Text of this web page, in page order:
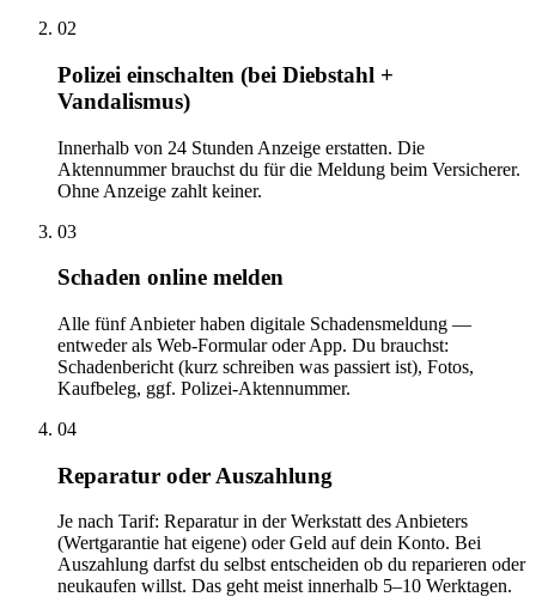
02
Polizei einschalten (bei Diebstahl +
Vandalismus)
Innerhalb von 24 Stunden Anzeige erstatten. Die
Aktennummer brauchst du für die Meldung beim Versicherer.
Ohne Anzeige zahlt keiner.
03
Schaden online melden
Alle fünf Anbieter haben digitale Schadensmeldung —
entweder als Web-Formular oder App. Du brauchst:
Schadenbericht (kurz schreiben was passiert ist), Fotos,
Kaufbeleg, ggf. Polizei-Aktennummer.
04
Reparatur oder Auszahlung
Je nach Tarif: Reparatur in der Werkstatt des Anbieters
(Wertgarantie hat eigene) oder Geld auf dein Konto. Bei
Auszahlung darfst du selbst entscheiden ob du reparieren oder
neukaufen willst. Das geht meist innerhalb 5–10 Werktagen.